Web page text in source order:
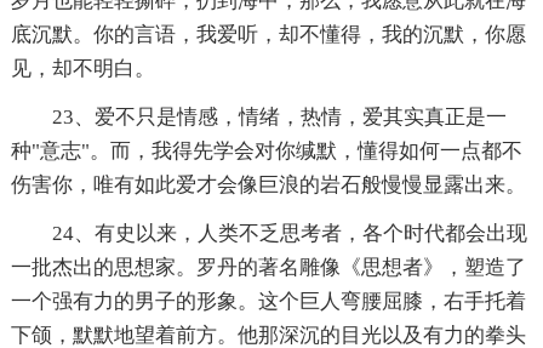
底沉默。你的言语，我爱听，却不懂得，我的沉默，你愿
见，却不明白。
23、爱不只是情感，情绪，热情，爱其实真正是一
种"意志"。而，我得先学会对你缄默，懂得如何一点都不
伤害你，唯有如此爱才会像巨浪的岩石般慢慢显露出来。
24、有史以来，人类不乏思考者，各个时代都会出现
一批杰出的思想家。罗丹的著名雕像《思想者》，塑造了
一个强有力的男子的形象。这个巨人弯腰屈膝，右手托着
下颌，默默地望着前方。他那深沉的目光以及有力的拳头